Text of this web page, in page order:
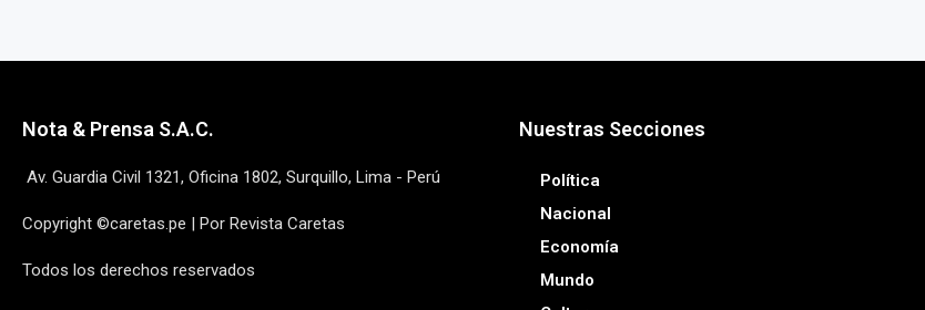
Nota & Prensa S.A.C.
Av. Guardia Civil 1321, Oficina 1802, Surquillo, Lima - Perú
Copyright ©caretas.pe | Por Revista Caretas
Todos los derechos reservados
Nuestras Secciones
Política
Nacional
Economía
Mundo